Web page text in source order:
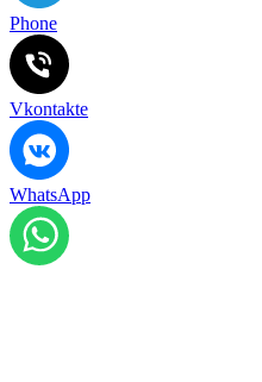
Phone
Vkontakte
WhatsApp